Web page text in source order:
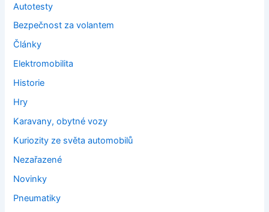
Autotesty
Bezpečnost za volantem
Články
Elektromobilita
Historie
Hry
Karavany, obytné vozy
Kuriozity ze světa automobilů
Nezařazené
Novinky
Pneumatiky